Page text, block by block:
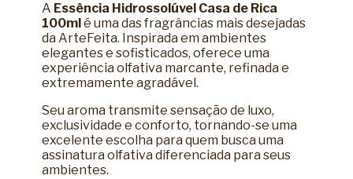
A Essência Hidrossolúvel Casa de Rica
100ml é uma das fragrâncias mais desejadas
da ArteFeita. Inspirada em ambientes
elegantes e sofisticados, oferece uma
experiência olfativa marcante, refinada e
extremamente agradável.
Seu aroma transmite sensação de luxo,
exclusividade e conforto, tornando-se uma
excelente escolha para quem busca uma
assinatura olfativa diferenciada para seus
ambientes.